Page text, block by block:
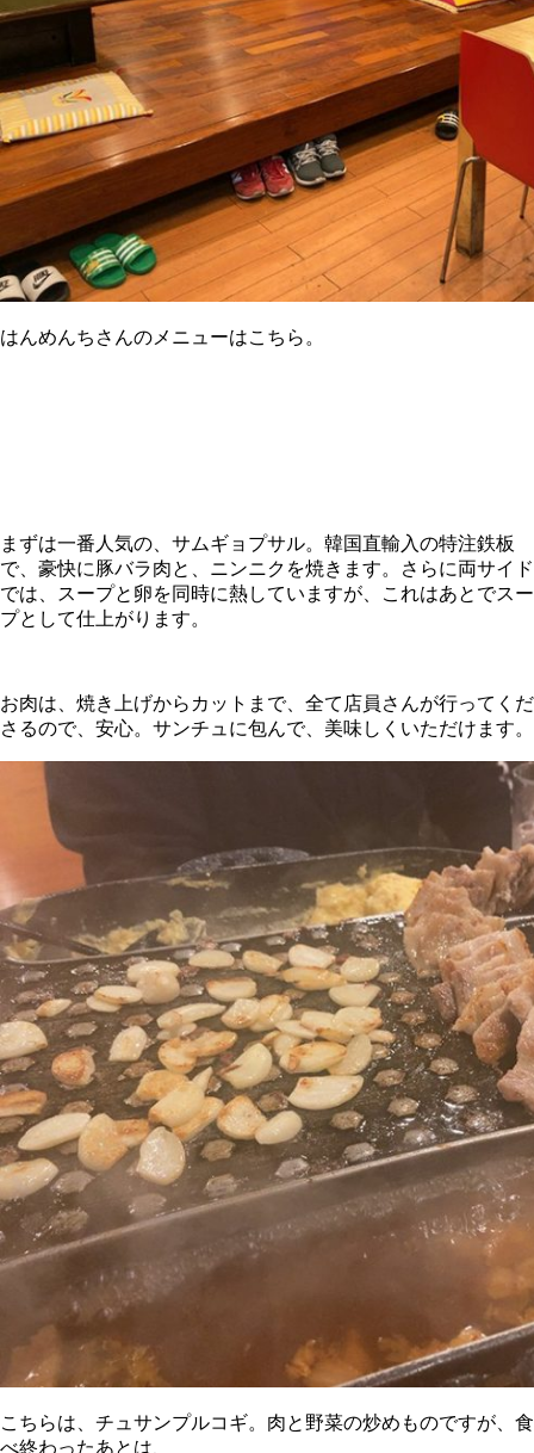
はんめんちさんのメニューはこちら。
まずは一番人気の、サムギョプサル。韓国直輸入の特注鉄板
で、豪快に豚バラ肉と、ニンニクを焼きます。さらに両サイド
では、スープと卵を同時に熱していますが、これはあとでスー
プとして仕上がります。
お肉は、焼き上げからカットまで、全て店員さんが行ってくだ
さるので、安心。サンチュに包んで、美味しくいただけます。
こちらは、チュサンプルコギ。肉と野菜の炒めものですが、食
べ終わったあとは、